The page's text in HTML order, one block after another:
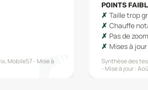
Mobile57 Mise à
POINTS
Taille trop
Chauffe
Pas de
Mises à
Synthèse des
Mise à jour :